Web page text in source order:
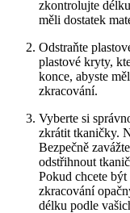
zkontrolujte
měli dostatek
Odstraňte
plastové kryty,
konce, abyste
zkracování.
Vyberte ‍si
zkrátit⁤ tkaničky.
Bezpečně
odstřihnout
Pokud chcete
zkracování
délku podle